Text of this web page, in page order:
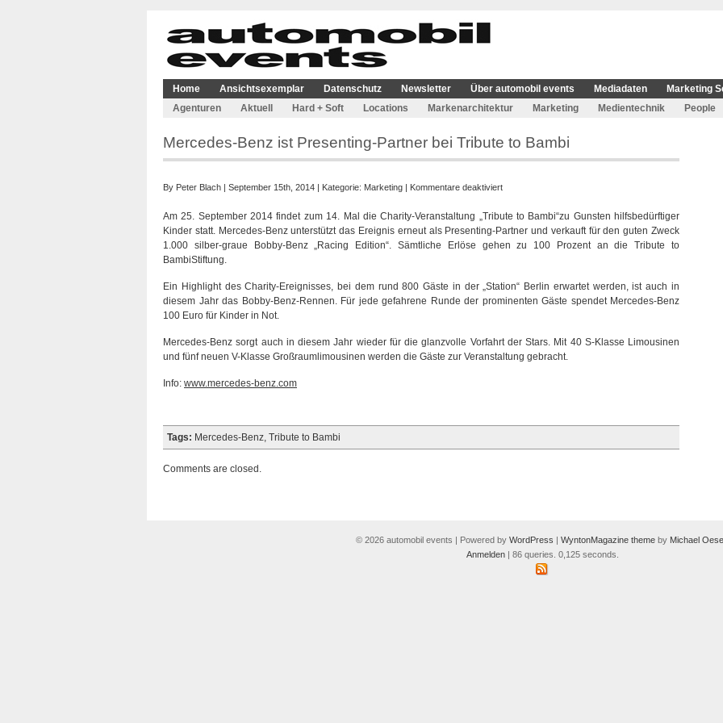
Home Ansichtsexemplar Datenschutz Newsletter Über automobil events Mediadaten
Marketing
Agenturen
Aktuell Hard + Soft Locations Markenarchitektur Marketing Medientechnik People
Mercedes-Benz ist Presenting-Partner bei Tribute to Bambi
By Peter Blach | September 15th, 2014 | Kategorie: Marketing | Kommentare deaktiviertfür
Benz
ist
Presenting-
Tribute
to
Am 25. September 2014 findet zum 14. Mal die Charity-Veranstaltung „Tribute to Bambi“zu Gunsten hilfsbedürftiger
Kinder statt. Mercedes-Benz unterstützt das Ereignis erneut als Presenting-Partner und verkauft für den guten Zweck
1.000 silber-graue Bobby-Benz „Racing Edition“. Sämtliche Erlöse gehen zu 100 Prozent an die Tribute to
BambiStiftung.
Ein Highlight des Charity-Ereignisses, bei dem rund 800 Gäste in der „Station“ Berlin erwartet werden, ist auch in
diesem Jahr das Bobby-Benz-Rennen. Für jede gefahrene Runde der prominenten Gäste spendet Mercedes-Benz
100 Euro für Kinder in Not.
Mercedes-Benz sorgt auch in diesem Jahr wieder für die glanzvolle Vorfahrt der Stars. Mit 40 S-Klasse Limousinen
und fünf neuen V-Klasse Großraumlimousinen werden die Gäste zur Veranstaltung gebracht.
Info: www.mercedes-benz.com
Tags: Mercedes-Benz, Tribute to Bambi
Comments are closed.
© 2026 automobil events | Powered by WordPress | WyntonMagazine theme by Michael
Anmelden| 86 queries. 0,125 seconds.